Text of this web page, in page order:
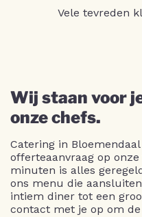
Vele tevreden
Wij staan voor
onze chefs.
Catering in
offerteaanvraag op
minuten is alles
ons menu die
intiem diner tot een
contact met je op om